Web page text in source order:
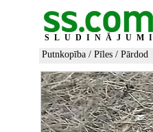
SLUDINĀJUMI
Putnkopība / Pīles / Pārdod